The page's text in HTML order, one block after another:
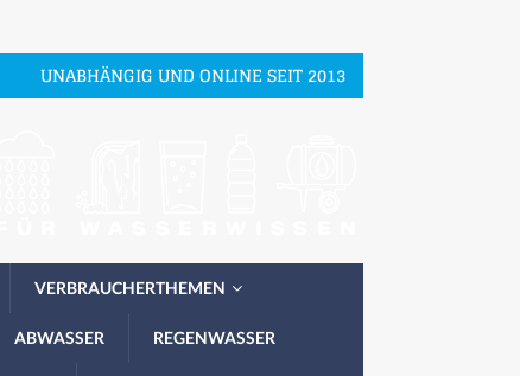
UNABHÄNGIG UND ONLINE SEIT 2013
VERBRAUCHERTHEMEN
ABWASSER REGENWASSER